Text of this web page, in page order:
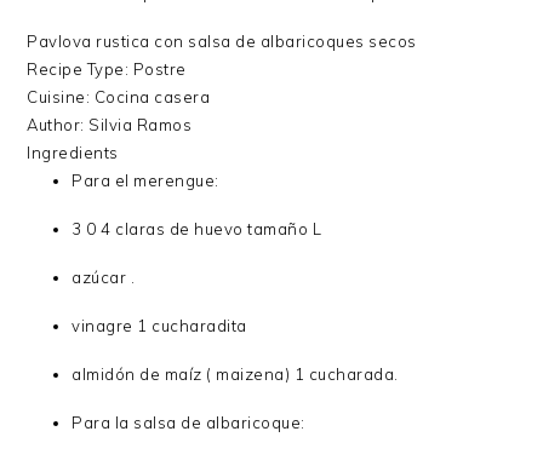
Pavlova rustica con salsa de albaricoques secos
Recipe Type: Postre
Cuisine: Cocina casera
Author: Silvia Ramos
Ingredients
Para el merengue:
3 0 4 claras de huevo tamaño L
azúcar .
vinagre 1 cucharadita
almidón de maíz ( maizena) 1 cucharada.
Para la salsa de albaricoque: